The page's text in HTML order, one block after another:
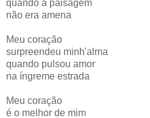
quando a paisagem
não era amena
Meu coração
surpreendeu minh'alma
quando pulsou amor
na íngreme estrada
Meu coração
é o melhor de mim